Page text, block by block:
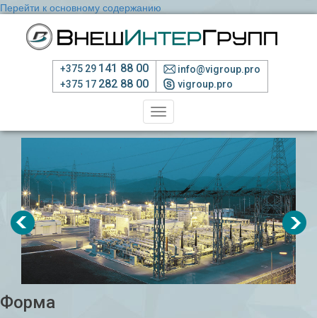
Перейти к основному содержанию
+375 29 141 88 00
+375 17 282 88 00
info@vigroup.pro
vigroup.pro
Toggle
navigation
Форма